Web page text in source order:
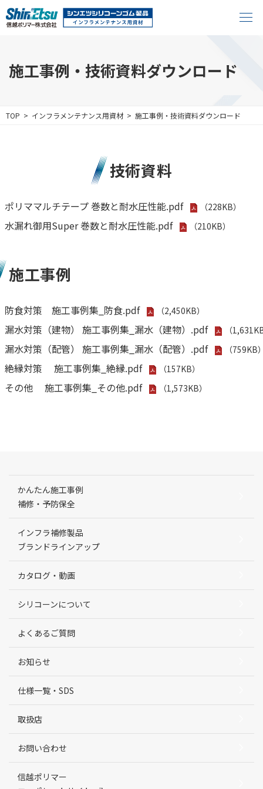
施工事例・技術資料ダウンロード
TOP インフラメンテナンス用資材 施工事例・技術資料ダウンロード
技術資料
ポリママルチテープ 巻数と耐水圧性能.pdf （228KB）
水漏れ御用Super 巻数と耐水圧性能.pdf （210KB）
施工事例
防食対策 施工事例集_防食.pdf （2,450KB）
漏水対策（建物） 施工事例集_漏水（建物）.pdf （
漏水対策（配管） 施工事例集_漏水（配管）.pdf （759KB
絶縁対策 施工事例集_絶縁.pdf （157KB）
その他 施工事例集_その他.pdf （1,573KB）
かんたん施工事例
補修・予防保全
インフラ補修製品
ブランドラインアップ
カタログ・動画
シリコーンについて
よくあるご質問
お知らせ
仕様一覧・SDS
取扱店
お問い合わせ
信越ポリマー